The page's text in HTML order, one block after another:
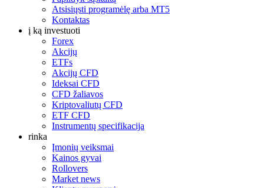
Atsisiųsti programėlę arba MT5
Kontaktas
į ką investuoti
Forex
Akcijų
ETFs
Akcijų CFD
Ideksai CFD
CFD žaliavos
Kriptovaliutų CFD
ETF CFD
Instrumentų specifikacija
rinka
Įmonių veiksmai
Kainos gyvai
Rollovers
Market news